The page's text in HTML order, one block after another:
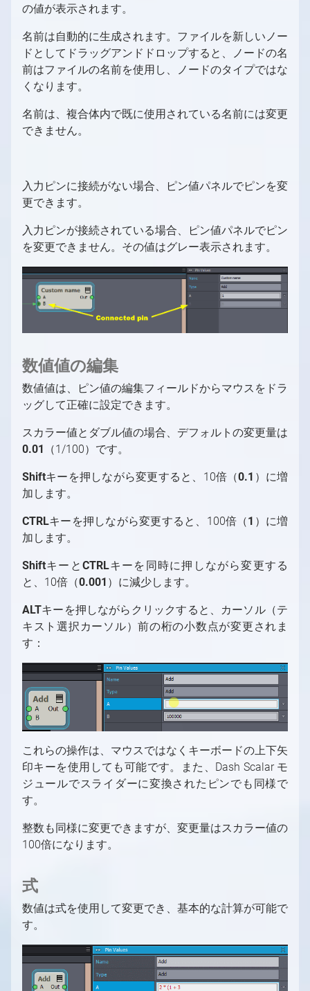
の値が表示されます。
名前は自動的に生成されます。ファイルを新しいノー
ドとしてドラッグアンドドロップすると、ノードの名
前はファイルの名前を使用し、ノードのタイプではな
くなります。
名前は、複合体内で既に使用されている名前には変更
できません。
入力ピンに接続がない場合、ピン値パネルでピンを変
更できます。
入力ピンが接続されている場合、ピン値パネルでピン
を変更できません。その値はグレー表示されます。
数値値の編集
数値値は、ピン値の編集フィールドからマウスをドラ
ッグして正確に設定できます。
スカラー値とダブル値の場合、デフォルトの変更量は
0.01
（1/100）です。
Shiftキーを押しながら変更すると、10倍（0.1 ）に増
加します。
CTRLキーを押しながら変更すると、100倍（1 ）に増
加します。
Shiftキーと CTRLキーを同時に押しながら変更する
と、10倍（0.001 ）に減少します。
ALTキーを押しながらクリックすると、カーソル（テ
キスト選択カーソル）前の桁の小数点が変更されま
す：
これらの操作は、マウスではなくキーボードの上下矢
印キーを使用しても可能です。また、Dash Scalar モ
ジュールでスライダーに変換されたピンでも同様で
す。
整数も同様に変更できますが、変更量はスカラー値の
100倍になります。
式
数値は式を使用して変更でき、基本的な計算が可能で
す。